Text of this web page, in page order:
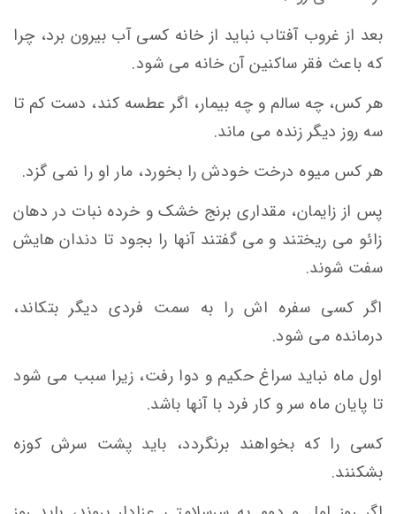
بعد از غروب آفتاب نباید از خانه کسی آب بیرون برد، چرا
که باعث فقر ساکنین آن خانه می شود.
هر کس، چه سالم و چه بیمار، اگر عطسه کند، دست کم تا
سه روز دیگر زنده می ماند.
هر کس میوه درخت خودش را بخورد، مار او را نمی گزد.
پس از زایمان، مقداری برنج خشک و خرده نبات در دهان
زائو می ریختند و می گفتند آنها را بجود تا دندان هایش
سفت شوند.
اگر کسی سفره اش را به سمت فردی دیگر بتکاند،
درمانده می شود.
اول ماه نباید سراغ حکیم و دوا رفت، زیرا سبب می شود
تا پایان ماه سر و کار فرد با آنها باشد.
کسی را که بخواهند برنگردد، باید پشت سرش کوزه
بشکنند.